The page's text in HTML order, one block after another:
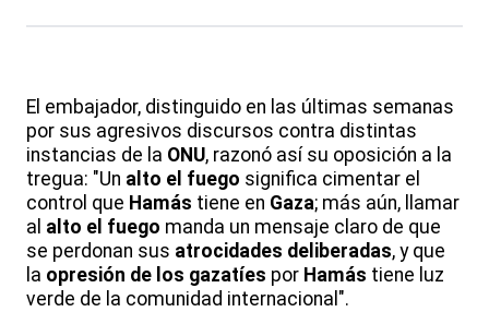
El embajador, distinguido en las últimas semanas
por sus agresivos discursos contra distintas
instancias de la ONU, razonó así su oposición a la
tregua: "Un alto el fuego significa cimentar el
control que Hamás tiene en Gaza; más aún, llamar
al alto el fuego manda un mensaje claro de que
se perdonan sus atrocidades deliberadas, y que
la opresión de los gazatíes por Hamás tiene luz
verde de la comunidad internacional".